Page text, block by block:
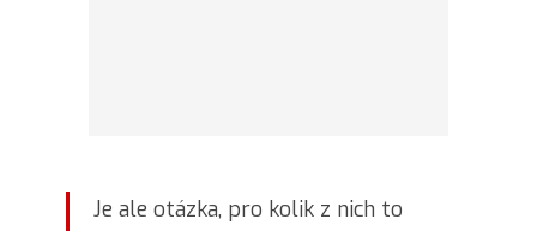
Je ale otázka, pro kolik z nich to